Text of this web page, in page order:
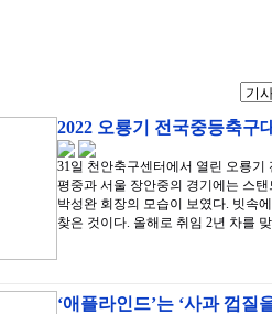
2022 오룡기 전국중등축
31일 천안축구센터에서 열린 오룡
평중과 서울 장안중의 경기에는 스
박성완 회장의 모습이 보였다. 빗속
찾은 것이다. 올해로 취임 2년 차를
‘애플라인드’는 ‘사과 껍질